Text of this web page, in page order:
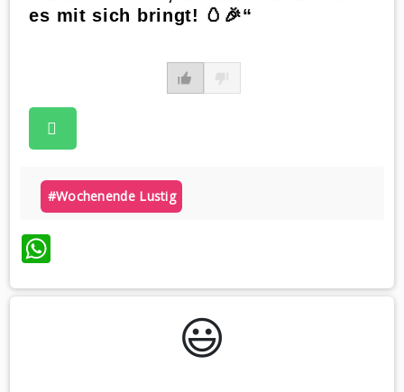
es mit sich bringt! 🥚🎉“
#wochenende Lustig
WhatsApp
😃️